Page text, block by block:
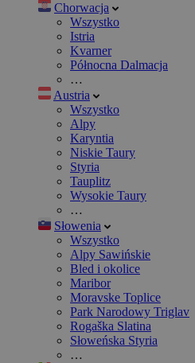
Chorwacja
Wszystko
Istria
Kvarner
Północna Dalmacja
…
Austria
Wszystko
Alpy
Karyntia
Niskie Taury
Styria
Tauplitz
Wysokie Taury
…
Słowenia
Wszystko
Alpy Sawińskie
Bled i okolice
Maribor
Moravske Toplice
Park Narodowy Triglav
Rogaška Slatina
Słoweńska Styria
…